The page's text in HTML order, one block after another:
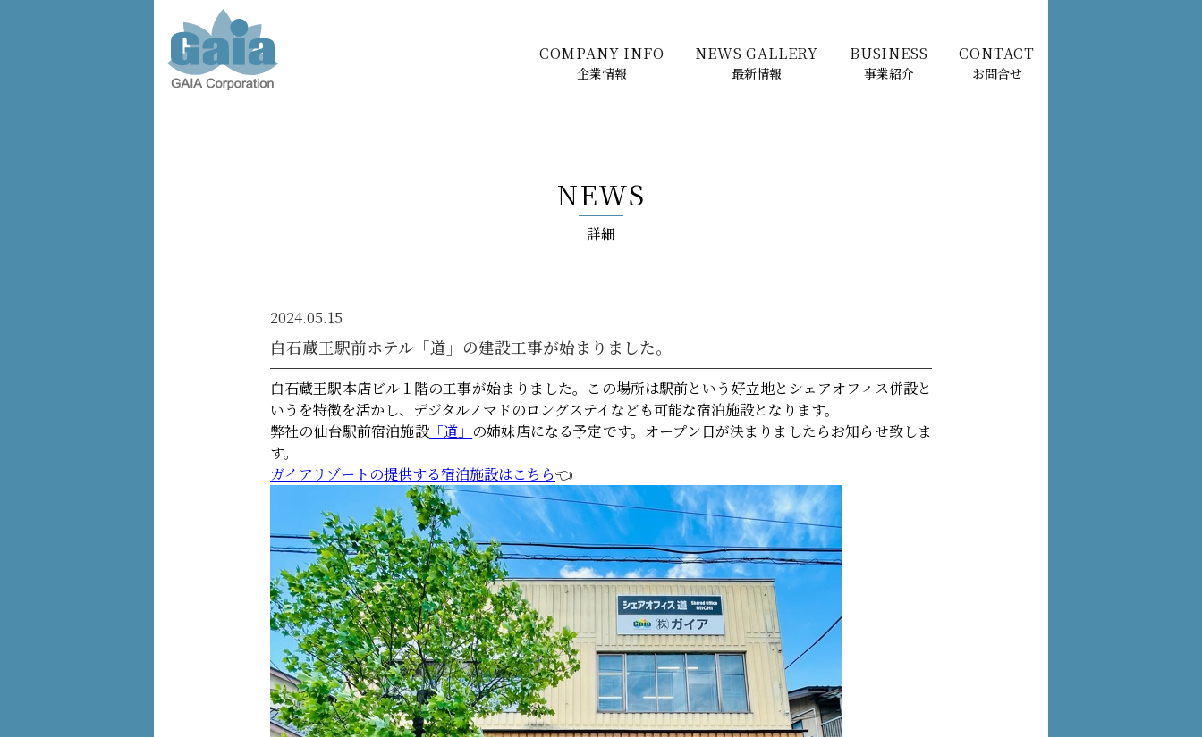
COMPANY INFO
企業情報
NEWS GALLERY
最新情報
BUSINESS
事業紹介
CONTACT
お問合せ
NEWS
詳細
2024.05.15
白石蔵王駅前ホテル「道」の建設工事が始まりました。
白石蔵王駅本店ビル１階の工事が始まりました。この場所は駅前という好立地とシェアオフィス併設と
いうを特徴を活かし、デジタルノマドのロングステイなども可能な宿泊施設となります。
弊社の仙台駅前宿泊施設「道」 の姉妹店になる予定です。オープン日が決まりましたらお知らせ致しま
す。
ガイアリゾートの提供する宿泊施設はこちら👈